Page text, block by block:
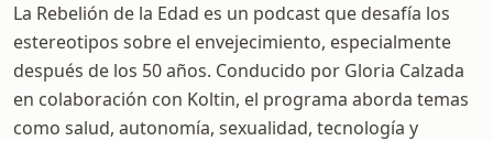
La Rebelión de la Edad es un podcast que desafía los
estereotipos sobre el envejecimiento, especialmente
después de los 50 años. Conducido por Gloria Calzada
en colaboración con Koltin, el programa aborda temas
como salud, autonomía, sexualidad, tecnología y